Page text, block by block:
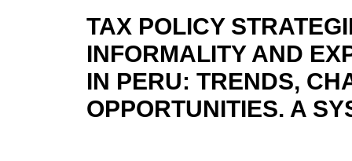
TAX POLICY
INFORMALITY AND
IN PERU: TRENDS,
OPPORTUNITIES. A